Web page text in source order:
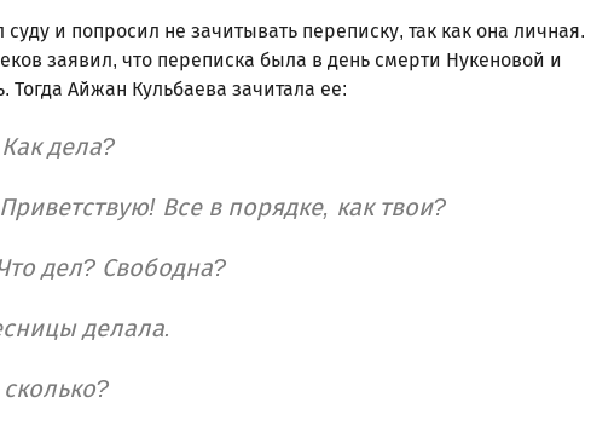
и попросил не зачитывать переписку, так как она личная.
заявил, что переписка была в день смерти Нукеновой и
Тогда Айжан Кульбаева зачитала ее:
дела?
Все в порядке, как твои?
дел? Свободна?
делала.